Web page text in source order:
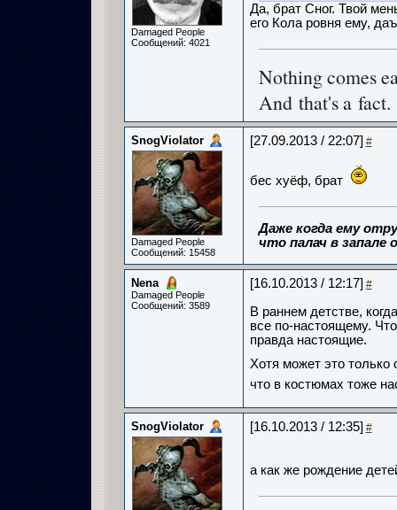
Damaged People
Сообщений: 4021
Да, брат Сног. Твой
его Кола ровня ему,
Nothing comes
And that's a fact.
SnogViolator
Damaged People
Сообщений: 15458
[27.09.2013 / 22:07] #
бес хуёф, брат
Даже когда ему
что палач в запале
Nena
Damaged People
Сообщений: 3589
[16.10.2013 / 12:17] #
В раннем детстве,
все по-настоящему.
правда настоящие.
Хотя может это только
что в костюмах тоже
SnogViolator [16.10.2013 / 12:35] #
а как же рождение